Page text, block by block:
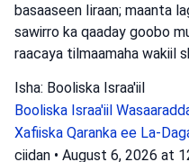
basaaseen Iiraan; maanta
sawirro ka qaaday goobo
raacaya tilmaamaha wakiil
Isha: Booliska Israa'iil
Booliska Israa'iil
Xafiiska Qaranka ee La-
ciidan • August 6, 2026 at